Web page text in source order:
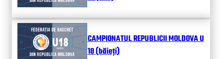
CAMPIONATUL REPUBLICII MOLDOVA U
18 (băieți)